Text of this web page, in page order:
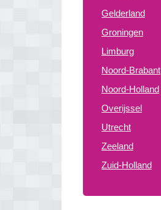
Gelderland
Groningen
Limburg
Noord-Brabant
Noord-Holland
Overijssel
Utrecht
Zeeland
Zuid-Holland